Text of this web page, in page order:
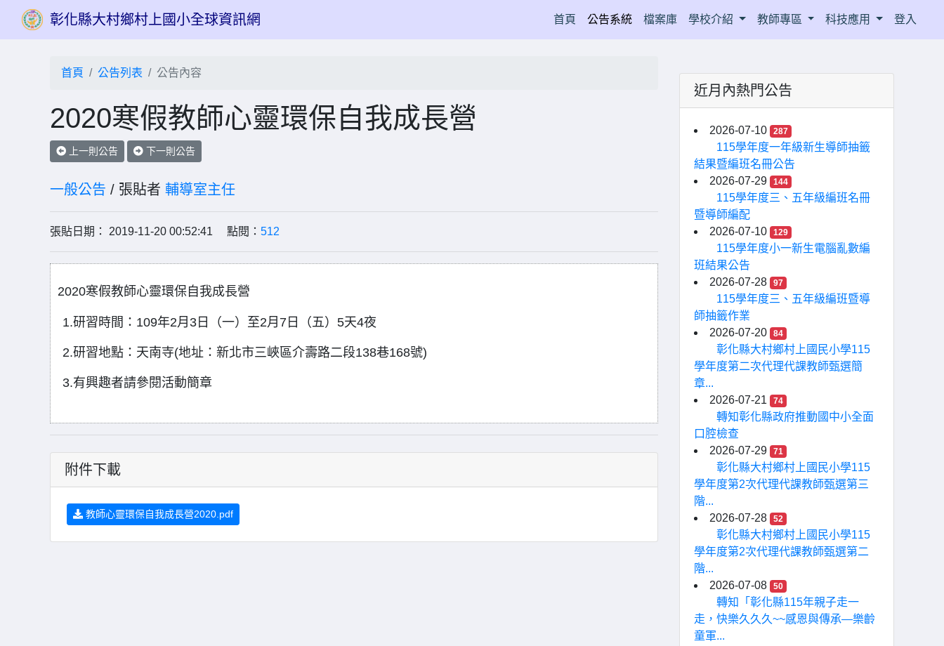
彰化縣大村鄉村上國小全球資訊網 首頁(current)
公告系統 檔案庫 學校介紹 教師專區 科技應用 登入
首頁 公告列表 公告內容
2020寒假教師心靈環保自我成長營
上一則公告 下一則公告
一般公告 / 張貼者 輔導室主任
張貼日期： 2019-11-20 00:52:41 點閱： 512
2020寒假教師心靈環保自我成長營
1.研習時間：109年2月3日（一）至2月7日（五）5天4夜
2.研習地點：天南寺(地址：新北市三峽區介壽路二段138巷168號)
3.有興趣者請參閱活動簡章
附件下載
教師心靈環保自我成長營2020.pdf
近月內熱門公告
2026-07-10 287
115學年度一年級新生導師抽籤
結果暨編班名冊公告
2026-07-29
144
115學年度三、五年級編班名冊
暨導師編配
2026-07-10
129
115學年度小一新生電腦亂數編
班結果公告
2026-07-28
97
115學年度三、五年級編班暨導
師抽籤作業
2026-07-20
84
彰化縣大村鄉村上國民小學115
學年度第二次代理代課教師甄選簡
章...
2026-07-21
74
轉知彰化縣政府推動國中小全面
口腔檢查
2026-07-29
71
彰化縣大村鄉村上國民小學115
學年度第2次代理代課教師甄選第三
階...
2026-07-28
52
彰化縣大村鄉村上國民小學115
學年度第2次代理代課教師甄選第二
階...
2026-07-08
50
轉知「彰化縣115年親子走一
走，快樂久久久~~感恩與傳承—樂齡
童軍...